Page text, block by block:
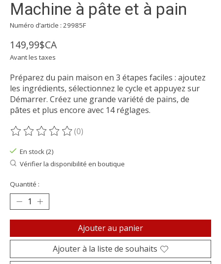
Machine à pâte et à pain
Numéro d’article : 29985F
149,99$CA
Avant les taxes
Préparez du pain maison en 3 étapes faciles : ajoutez
les ingrédients, sélectionnez le cycle et appuyez sur
Démarrer. Créez une grande variété de pains, de
pâtes et plus encore avec 14 réglages.
Ce produit est évalué à
(0)
En stock (2)
Vérifier la disponibilité en boutique
Quantité :
Ajouter au panier
Ajouter à la liste de souhaits